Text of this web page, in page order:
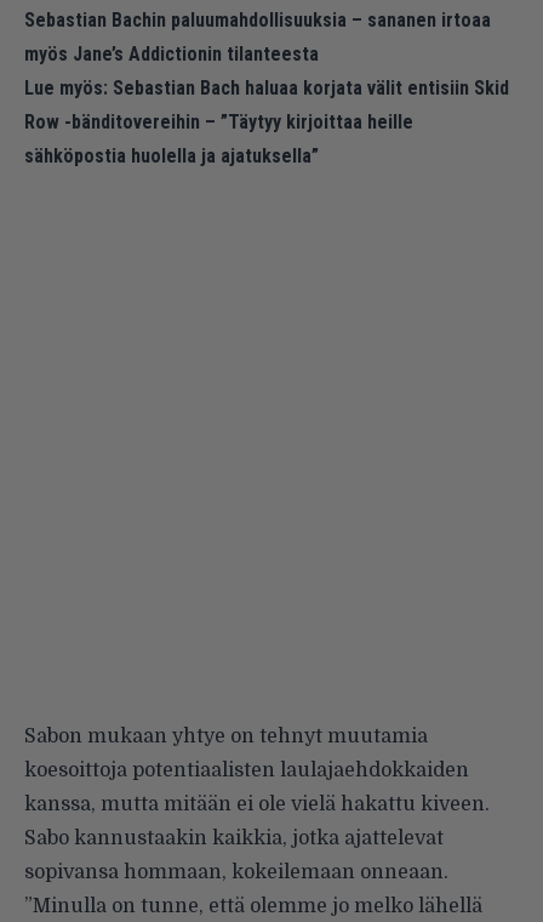
Sebastian Bachin paluumahdollisuuksia – sananen irtoaa
myös Jane’s Addictionin tilanteesta
Lue myös: Sebastian Bach haluaa korjata välit entisiin Skid
Row -bänditovereihin – ”Täytyy kirjoittaa heille
sähköpostia huolella ja ajatuksella”
Sabon mukaan yhtye on tehnyt muutamia
koesoittoja potentiaalisten laulajaehdokkaiden
kanssa, mutta mitään ei ole vielä hakattu kiveen.
Sabo kannustaakin kaikkia, jotka ajattelevat
sopivansa hommaan, kokeilemaan onneaan.
”Minulla on tunne, että olemme jo melko lähellä